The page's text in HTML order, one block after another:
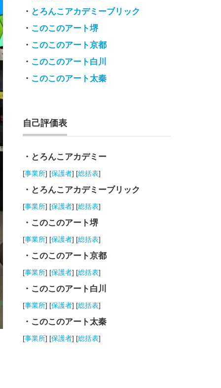
・ とろんこアカデミーブリック
・ このこのアート堺
・ このこのアート京都
・ このこのアート白川
・ このこのアート太秦
自己評価表
・とろんこアカデミー
[事業所] [保護者] [総括表]
・とろんこアカデミーブリック
[事業所] [保護者] [総括表]
・このこのアート堺
[事業所] [保護者] [総括表]
・このこのアート京都
[事業所] [保護者] [総括表]
・このこのアート白川
[事業所] [保護者] [総括表]
・このこのアート太秦
[事業所] [保護者] [総括表]